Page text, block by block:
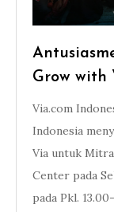
Grow with
Via.com
Indonesia
Via untuk
Center pada
pada Pkl.